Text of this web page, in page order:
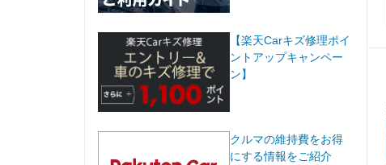
【楽天Carキズ修理ポイ
ントアップキャンペー
ン】
クルマの維持費をお得
にする情報をご紹介